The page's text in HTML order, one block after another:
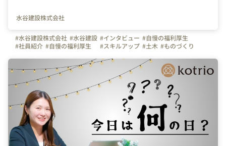
水谷建設株式会社
#水谷建設株式会社 #水谷建設 #インタビュー #自慢の福利厚生
#社員紹介 #自慢の福利厚生 #スキルアップ #土木 #ものづくり